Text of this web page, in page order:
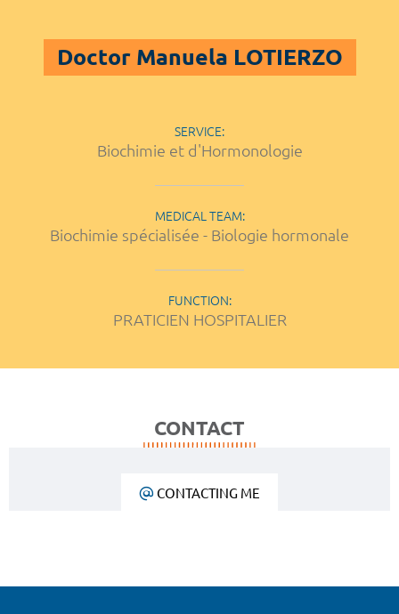
Doctor Manuela LOTIERZO
SERVICE:
Biochimie et d'Hormonologie
MEDICAL TEAM:
Biochimie spécialisée - Biologie hormonale
FUNCTION:
PRATICIEN HOSPITALIER
CONTACT
CONTACTING ME